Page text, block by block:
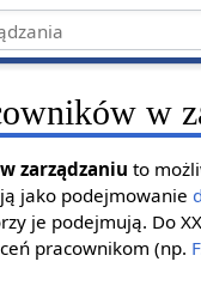
w
zarządzaniu to
jako podejmowanie
je podejmują. Do
pracownikom (np.